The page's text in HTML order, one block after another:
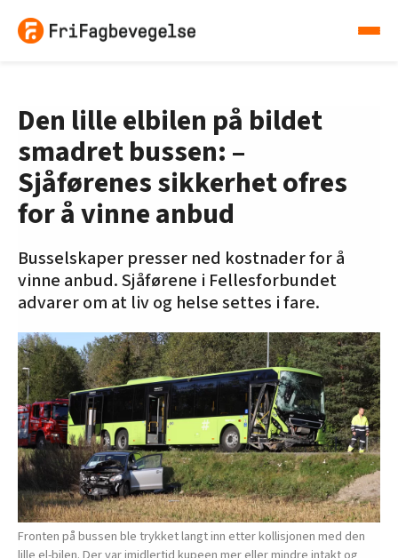
Den lille elbilen på bildet
smadret bussen: –
Sjåførenes sikkerhet ofres
for å vinne anbud
Busselskaper presser ned kostnader for å
vinne anbud. Sjåførene i Fellesforbundet
advarer om at liv og helse settes i fare.
Fronten på bussen ble trykket langt inn etter kollisjonen med den